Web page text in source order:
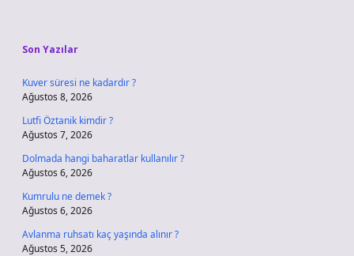
Son Yazılar
Kuver süresi ne kadardır ?
Ağustos 8, 2026
Lutfi Öztanik kimdir ?
Ağustos 7, 2026
Dolmada hangi baharatlar kullanılır ?
Ağustos 6, 2026
Kumrulu ne demek ?
Ağustos 6, 2026
Avlanma ruhsatı kaç yaşında alınır ?
Ağustos 5, 2026